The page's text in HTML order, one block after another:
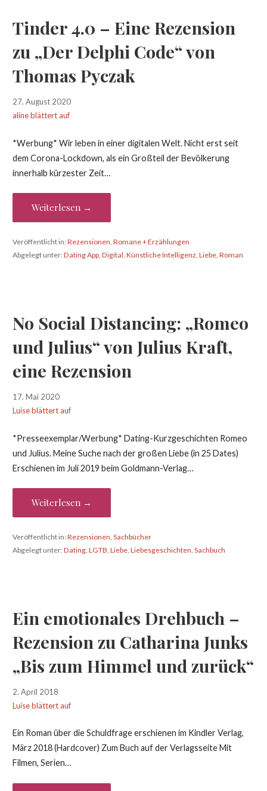
Tinder 4.0 – Eine Rezension
zu „Der Delphi Code“ von
Thomas Pyczak
27. August 2020
aline blättert auf
*Werbung* Wir leben in einer digitalen Welt. Nicht erst seit
dem Corona-Lockdown, als ein Großteil der Bevölkerung
innerhalb kürzester Zeit…
Weiterlesen →
Veröffentlicht in:Rezensionen Romane + Erzählungen
Abgelegt unter:Dating App, Digital Künstliche Intelligenz, Liebe, Roman
No Social Distancing: „Romeo
und Julius“ von Julius Kraft,
eine Rezension
17. Mai 2020
Luise blättert auf
*Presseexemplar/Werbung* Dating-Kurzgeschichten Romeo
und Julius. Meine Suche nach der großen Liebe (in 25 Dates)
Erschienen im Juli 2019 beim Goldmann-Verlag…
Weiterlesen →
Veröffentlicht in:Rezensionen Sachbücher
Abgelegt unter:Dating, LGTB Liebe, Liebesgeschichten Sachbuch
Ein emotionales Drehbuch –
Rezension zu Catharina Junks
„Bis zum Himmel und zurück“
2. April 2018
Luise blättert auf
Ein Roman über die Schuldfrage erschienen im Kindler Verlag,
März 2018 (Hardcover) Zum Buch auf der Verlagsseite Mit
Filmen, Serien…